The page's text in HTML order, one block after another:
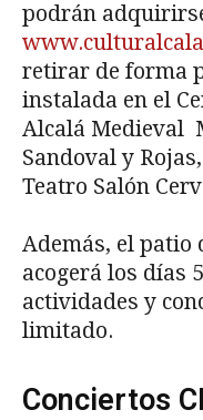
podrán
retirar de forma
instalada en el
Alcalá Medieval
Sandoval y
Teatro Salón
Además, el patio
acogerá los días
actividades y
limitado.
Conciertos